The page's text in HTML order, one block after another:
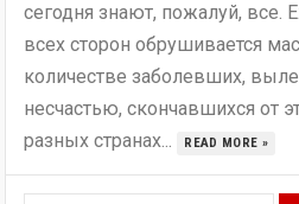
сегодня знают, пожалуй, все.
всех сторон обрушивается
количестве заболевших,
несчастью, скончавшихся от
разных странах...
READ MORE »